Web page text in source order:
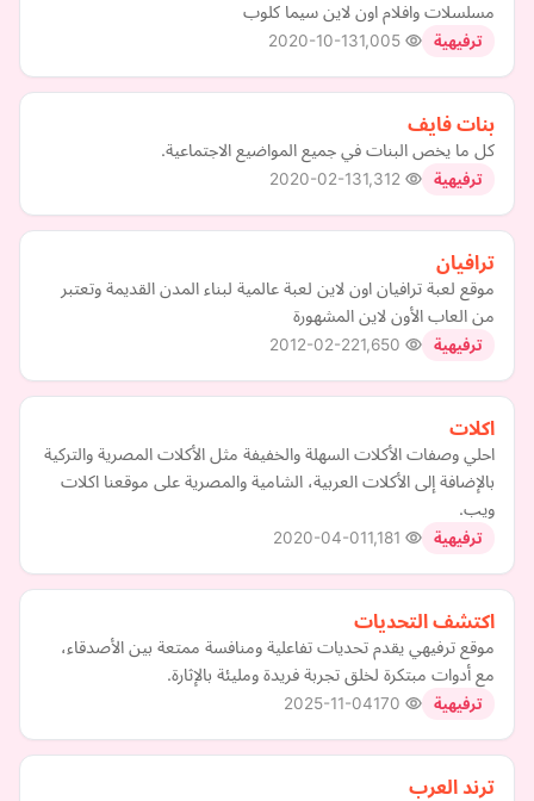
مسلسلات وافلام اون لاين سيما كلوب
ترفيهية 2020-10-13
بنات فايف
كل ما يخص البنات في جميع المواضيع الاجتماعية.
ترفيهية 2020-02-13
ترافيان
موقع لعبة ترافيان اون لاين لعبة عالمية لبناء المدن القديمة وتعتبر
من العاب الأون لاين المشهورة
ترفيهية 2012-02-22
اكلات
احلي وصفات الأكلات السهلة والخفيفة مثل الأكلات المصرية والتركية
بالإضافة إلى الأكلات العربية، الشامية والمصرية على موقعنا اكلات
ويب.
ترفيهية 2020-04-01
اكتشف التحديات
موقع ترفيهي يقدم تحديات تفاعلية ومنافسة ممتعة بين الأصدقاء،
مع أدوات مبتكرة لخلق تجربة فريدة ومليئة بالإثارة.
ترفيهية 2025-11-04
ترند العرب